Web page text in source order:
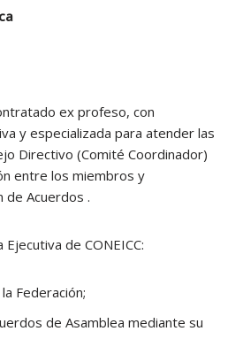
ex profeso, con
y especializada para atender las
Directivo (Comité Coordinador)
entre los miembros y
de Acuerdos .
de CONEICC:
Federación;
de Asamblea mediante su